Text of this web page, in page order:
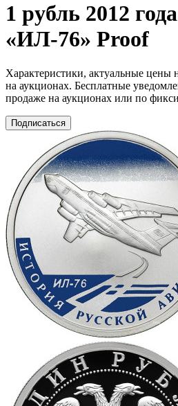
1 рубль 2012
«ИЛ-76» Proof
Характеристики, актуальные цены
на аукционах. Бесплатные
продаже на аукционах или по
Подписаться